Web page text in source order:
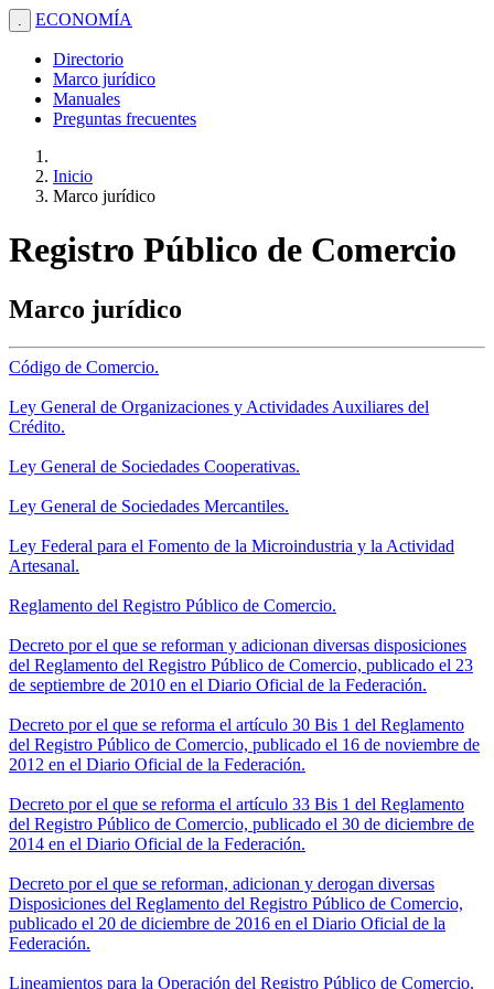
. ECONOMÍA
Directorio
Marco jurídico
Manuales
Preguntas frecuentes
Inicio
Marco jurídico
Registro Público de Comercio
Marco jurídico
Código de Comercio.
Ley General de Organizaciones y Actividades Auxiliares del
Crédito.
Ley General de Sociedades Cooperativas.
Ley General de Sociedades Mercantiles.
Ley Federal para el Fomento de la Microindustria y la Actividad
Artesanal.
Reglamento del Registro Público de Comercio.
Decreto por el que se reforman y adicionan diversas disposiciones
del Reglamento del Registro Público de Comercio, publicado el 23
de septiembre de 2010 en el Diario Oficial de la Federación.
Decreto por el que se reforma el artículo 30 Bis 1 del Reglamento
del Registro Público de Comercio, publicado el 16 de noviembre de
2012 en el Diario Oficial de la Federación.
Decreto por el que se reforma el artículo 33 Bis 1 del Reglamento
del Registro Público de Comercio, publicado el 30 de diciembre de
2014 en el Diario Oficial de la Federación.
Decreto por el que se reforman, adicionan y derogan diversas
Disposiciones del Reglamento del Registro Público de Comercio,
publicado el 20 de diciembre de 2016 en el Diario Oficial de la
Federación.
Lineamientos para la Operación del Registro Público de Comercio.